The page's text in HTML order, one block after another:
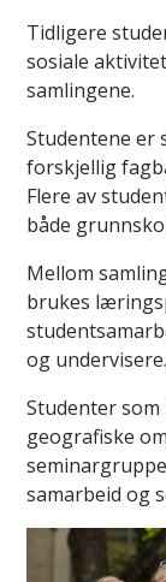
Tidligere
sosiale
samlingene.
Studentene er
forskjellig
Flere av
både
Mellom
brukes
og undervisere.
Studenter
geografiske
samarbeid og